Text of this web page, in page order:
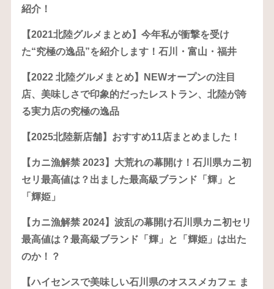
紹介！
【2021北陸グルメまとめ】今年私が衝撃を受け
た“究極の逸品”を紹介します！石川・富山・福井
【2022 北陸グルメまとめ】NEWオープンの注目
店、美味しさで印象的だったレストラン、北陸が誇
る実力店の究極の逸品
【2025北陸新店舗】おすすめ11店まとめました！
【カニ漁解禁 2023】大荒れの幕開け！石川県カニ初
セリ最高値は？出ました最高級ブランド「輝」と
「輝姫」
【カニ漁解禁 2024】波乱の幕開け石川県カニ初セリ
最高値は？最高級ブランド「輝」と「輝姫」は出た
のか！？
【ハイセンスで美味しい石川県のオススメカフェ ま